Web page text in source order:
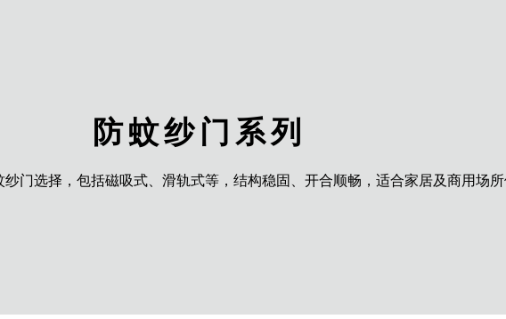
门选择，包括磁吸式、滑轨式等，结构稳固、开合顺畅，适合家居及商用场
防蚊纱门系列